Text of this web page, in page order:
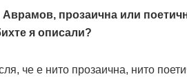
Аврамов, прозаична или
я описали?
че е нито прозаична, нито